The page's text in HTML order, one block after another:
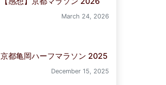
March 24, 2026
京都亀岡ハーフマラソン 2025
December 15, 2025